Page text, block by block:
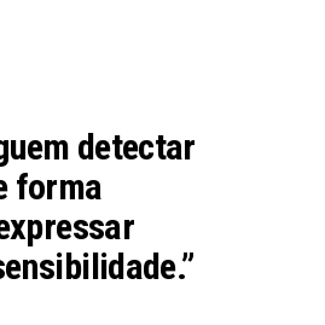
detectar
forma